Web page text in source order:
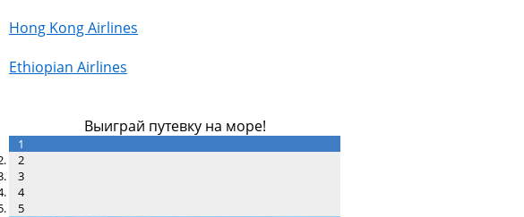
Hong Kong Airlines
Ethiopian Airlines
Выиграй путевку на море!
1
2
3
4
5